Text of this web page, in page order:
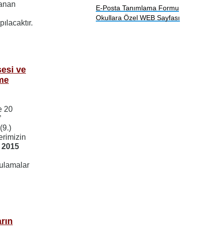
ve
20
E-Posta Tanımlama Formu
Okullara Özel WEB Sayfası